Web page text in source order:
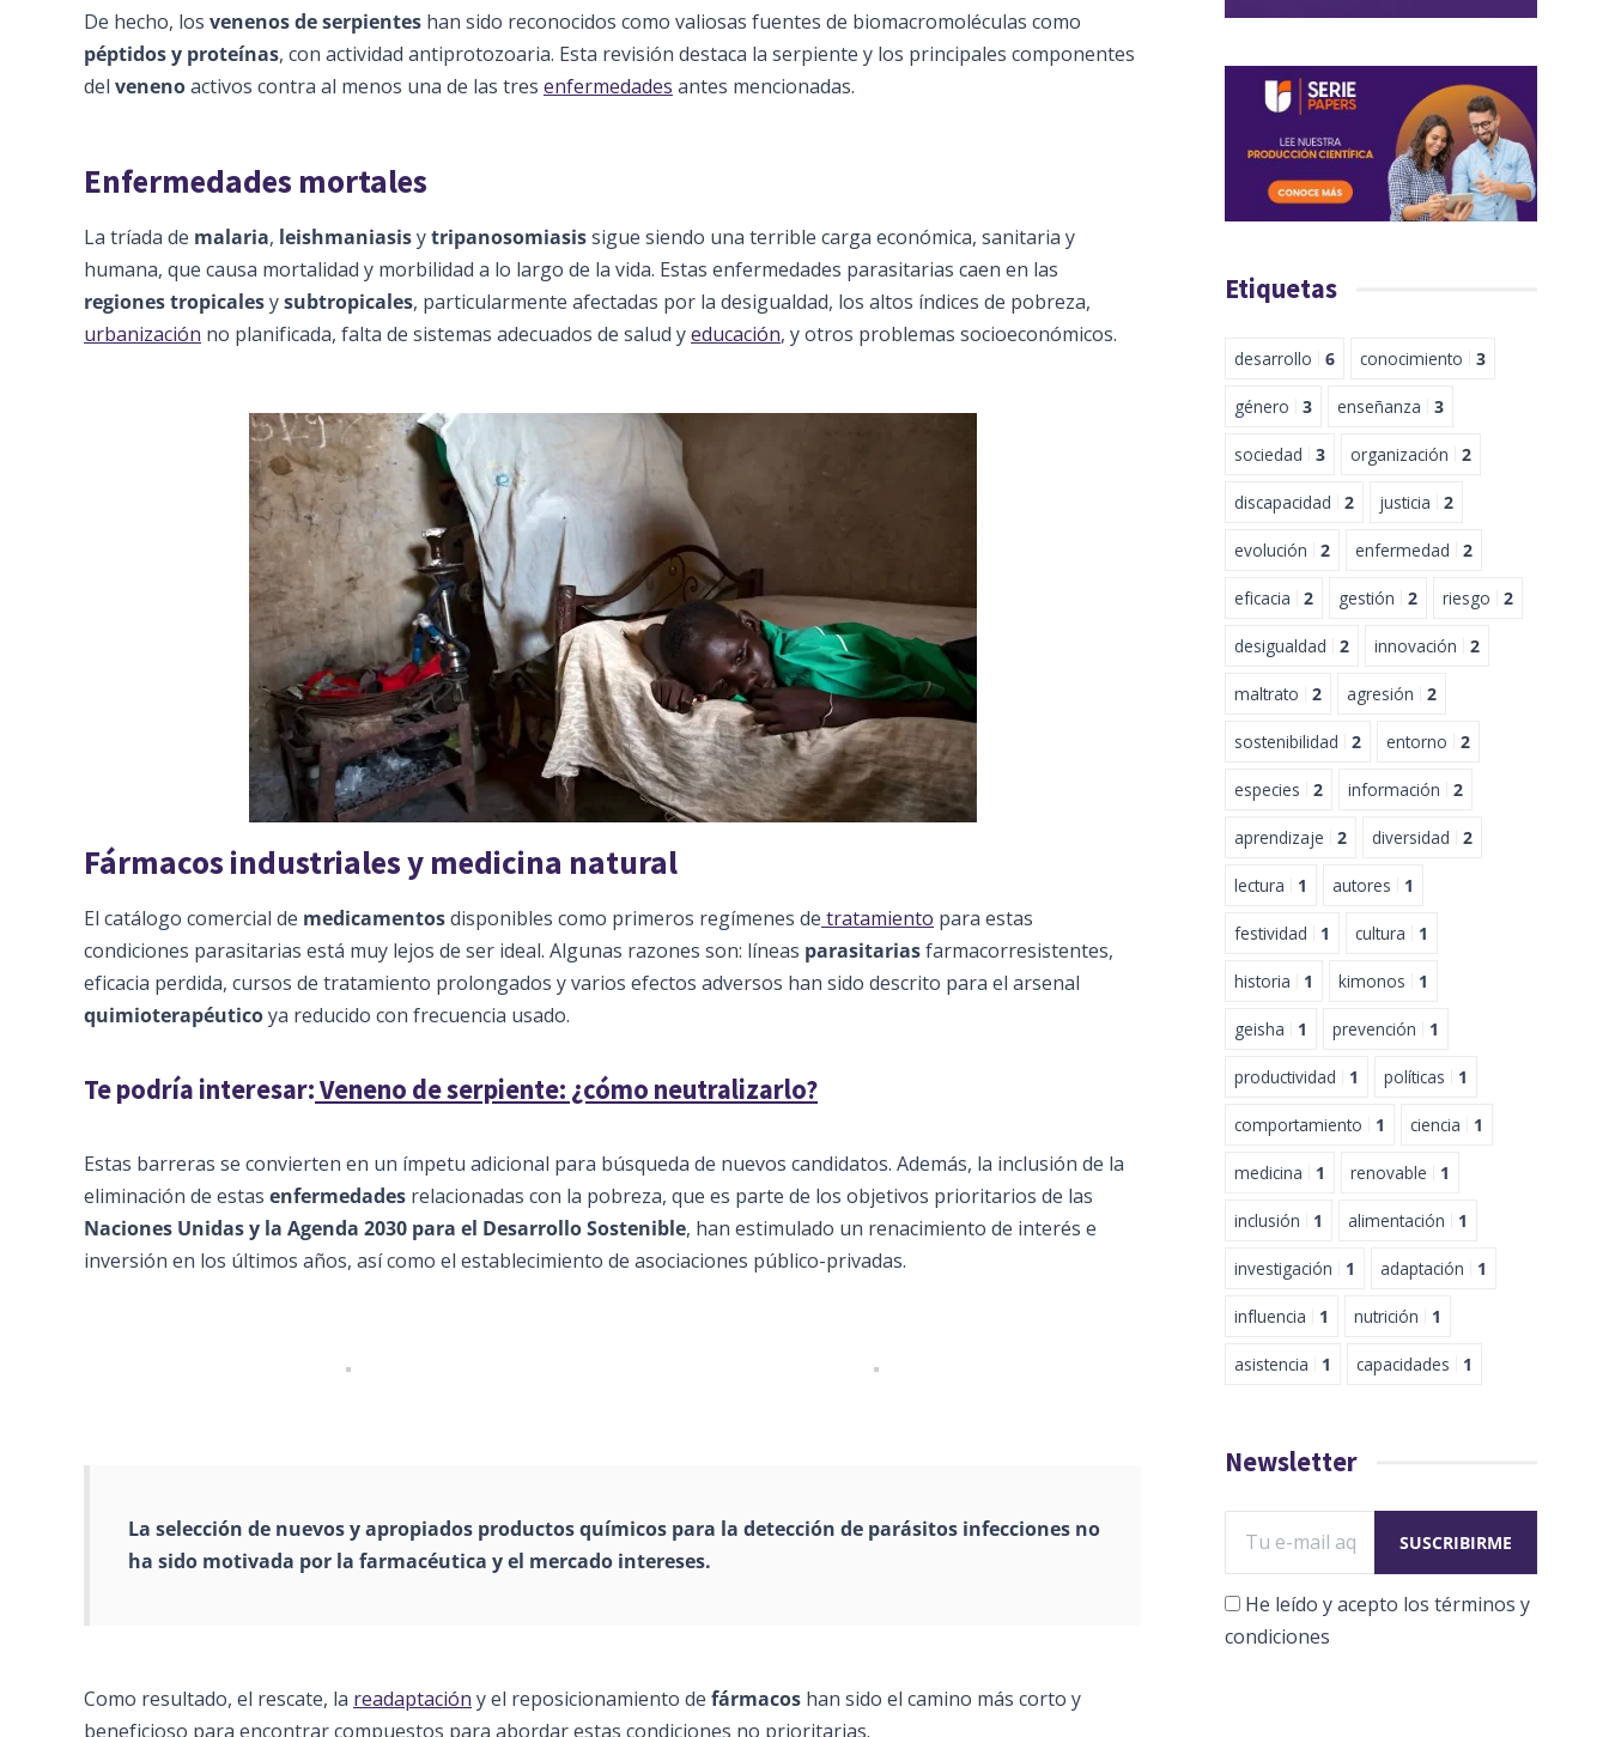
De hecho, los venenos de serpientes han sido reconocidos como valiosas fuentes de biomacromoléculas como
péptidos y proteínas, con actividad antiprotozoaria. Esta revisión destaca la serpiente y los principales componentes
del venenoactivos contra al menos una de las tres enfermedades antes mencionadas.
Enfermedades mortales
La tríada de malaria, leishmaniasisytripanosomiasissigue siendo una terrible carga económica, sanitaria y
humana, que causa mortalidad y morbilidad a lo largo de la vida. Estas enfermedades parasitarias caen en las
regiones tropicalesysubtropicales, particularmente afectadas por la desigualdad, los altos índices de pobreza,
urbanización no planificada, falta de sistemas adecuados de salud yeducación, y otros problemas socioeconómicos.
Fármacos industriales y medicina natural
El catálogo comercial de medicamentosdisponibles como primeros regímenes de tratamiento para estas
condiciones parasitarias está muy lejos de ser ideal. Algunas razones son: líneas parasitariasfarmacorresistentes,
eficacia perdida, cursos de tratamiento prolongados y varios efectos adversos han sido descrito para el arsenal
quimioterapéuticoya reducido con frecuencia usado.
Te podría interesar:Veneno de serpiente: ¿cómo neutralizarlo?
Estas barreras se convierten en un ímpetu adicional para búsqueda de nuevos candidatos. Además, la inclusión de la
eliminación de estas enfermedades relacionadas con la pobreza, que es parte de los objetivos prioritarios de las
Naciones Unidasy la Agenda 2030 para el Desarrollo Sostenible, han estimulado un renacimiento de interés e
inversión en los últimos años, así como el establecimiento de asociaciones público-privadas.
La selección de nuevos y apropiados productos químicos para la detección de parásitos infecciones no
ha sido motivada por la farmacéutica y el mercado intereses.
Como resultado, el rescate, la readaptación y el reposicionamiento de fármacos han sido el camino más corto y
beneficioso para encontrar compuestos para abordar estas condiciones no prioritarias.
Etiquetas
desarrollo 6 conocimiento 3
género 3 enseñanza 3
sociedad 3 organización 2
discapacidad 2 justicia 2
evolución 2 enfermedad 2
eficacia 2 gestión 2 riesgo 2
desigualdad 2 innovación 2
maltrato 2 agresión 2
sostenibilidad 2 entorno 2
especies 2 información 2
aprendizaje 2 diversidad 2
lectura 1 autores 1
festividad 1 cultura 1
historia 1 kimonos 1
geisha 1 prevención 1
productividad 1 políticas 1
comportamiento 1 ciencia 1
medicina 1 renovable 1
inclusión 1 alimentación 1
investigación 1 adaptación 1
influencia 1 nutrición 1
asistencia 1 capacidades 1
Newsletter
He leído y acepto los términos y
condiciones